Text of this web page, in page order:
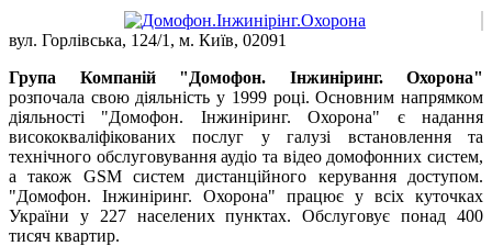
вул. Горлівська, 124/1, м. Київ, 02091
Група Компаній "Домофон. Інжиніринг. Охорона"
розпочала свою діяльність у 1999 році. Основним напрямком
діяльності "Домофон. Інжиніринг. Охорона" є надання
висококваліфікованих послуг у галузі встановлення та
технічного обслуговування аудіо та відео домофонних систем,
а також GSM систем дистанційного керування доступом.
"Домофон. Інжиніринг. Охорона" працює у всіх куточках
України у 227 населених пунктах. Обслуговує понад 400
тисяч квартир.